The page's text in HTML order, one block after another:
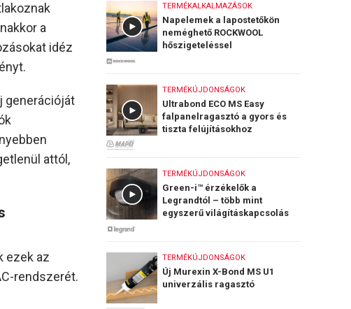
a
idéz
generációját
attól,
ezek az
rendszerét.
TERMÉKALKALMAZÁSOK
Napelemek a lapostetőkön
neméghető ROCKWOOL
hőszigeteléssel
TERMÉKÚJDONSÁGOK
Ultrabond ECO MS Easy
falpanelragasztó a gyors és
tiszta felújításokhoz
TERMÉKÚJDONSÁGOK
Green-i™ érzékelők a
Legrandtól – több mint
egyszerű világításkapcsolás
TERMÉKÚJDONSÁGOK
Új Murexin X-Bond MS U1
univerzális ragasztó